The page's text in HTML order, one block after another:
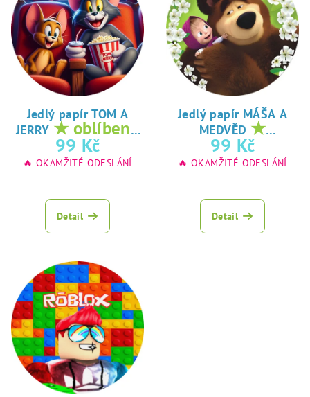
Jedlý papír TOM A
JERRY ★ oblíbený
tisk na jedlý
papír
99 Kč
🔥 OKAMŽITÉ ODESLÁNÍ
Detail
Jedlý papír MÁŠA A
MEDVĚD ★
oblíbený tisk na
jedlý papír
99 Kč
🔥 OKAMŽITÉ ODESLÁNÍ
Detail